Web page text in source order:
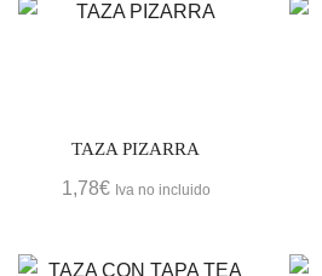
TAZA PIZARRA
1,78€ Iva no incluido